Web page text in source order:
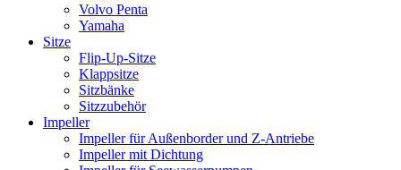
Volvo Penta
Yamaha
Sitze
Flip-Up-Sitze
Klappsitze
Sitzbänke
Sitzzubehör
Impeller
Impeller für Außenborder und Z-Antriebe
Impeller mit Dichtung